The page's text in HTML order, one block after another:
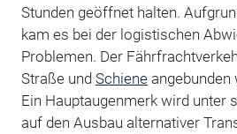
Stunden geöffnet halten.
kam es bei der logistischen
Problemen. Der
Straße und Schieneangebunden
Ein Hauptaugenmerk wird unter
auf den Ausbau alternativer